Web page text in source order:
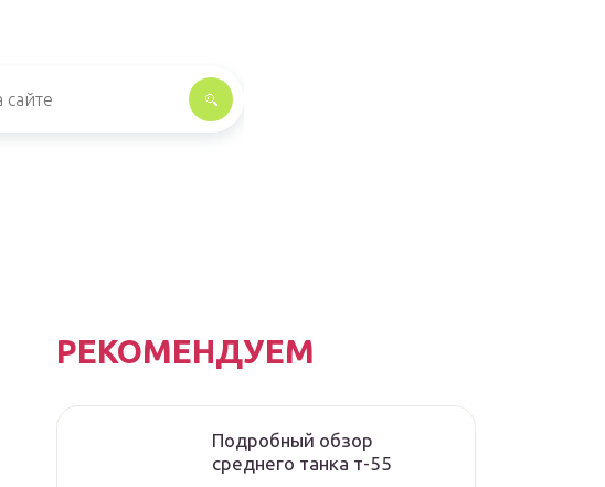
РЕКОМЕНДУЕМ
Подробный обзор
среднего танка т-55